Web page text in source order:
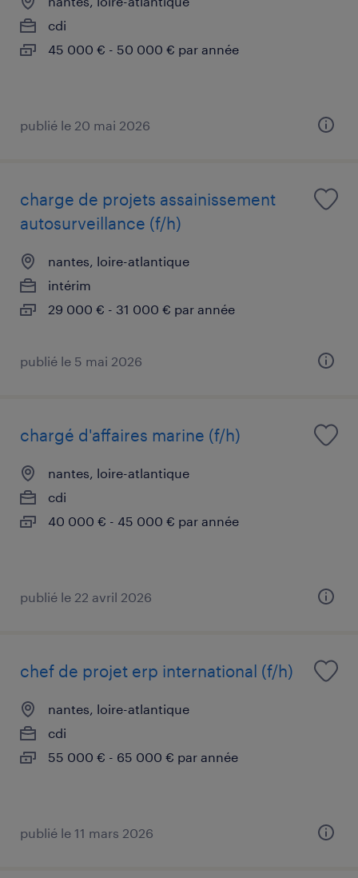
cdi
45 000 € - 50 000 € par année
publié le 20 mai 2026
charge de projets assainissement
autosurveillance (f/h)
nantes, loire-atlantique
intérim
29 000 € - 31 000 € par année
publié le 5 mai 2026
chargé d'affaires marine (f/h)
nantes, loire-atlantique
cdi
40 000 € - 45 000 € par année
publié le 22 avril 2026
chef de projet erp international (f/h)
nantes, loire-atlantique
cdi
55 000 € - 65 000 € par année
publié le 11 mars 2026